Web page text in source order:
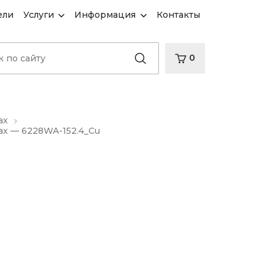
Услуги Информация Контакты
0
— 6228WA-152.4_Cu